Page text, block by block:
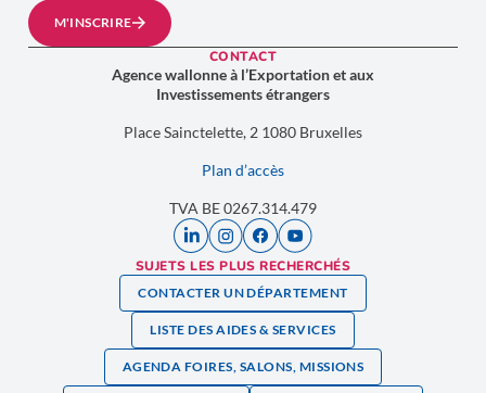
M'INSCRIRE
CONTACT
Agence wallonne à l’Exportation et aux
Investissements étrangers
Place Sainctelette, 2 1080 Bruxelles
Plan d’accès
TVA BE 0267.314.479
SUJETS LES PLUS RECHERCHÉS
CONTACTER UN DÉPARTEMENT
LISTE DES AIDES & SERVICES
AGENDA FOIRES, SALONS, MISSIONS